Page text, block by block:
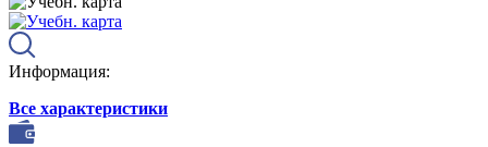
Информация:
Все характеристики